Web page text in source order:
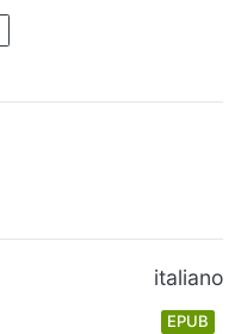
italiano
EPUB